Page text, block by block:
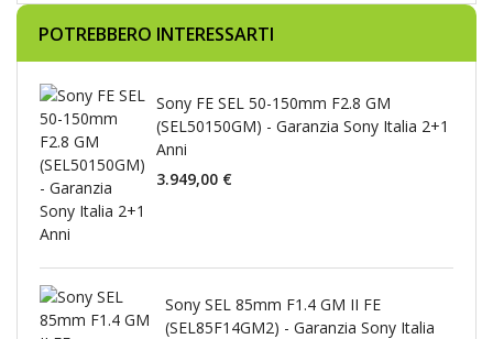
POTREBBERO INTERESSARTI
Sony FE SEL 50-150mm F2.8 GM
(SEL50150GM) - Garanzia Sony Italia 2+1
Anni
3.949,00 €
Sony SEL 85mm F1.4 GM II FE
(SEL85F14GM2) - Garanzia Sony Italia